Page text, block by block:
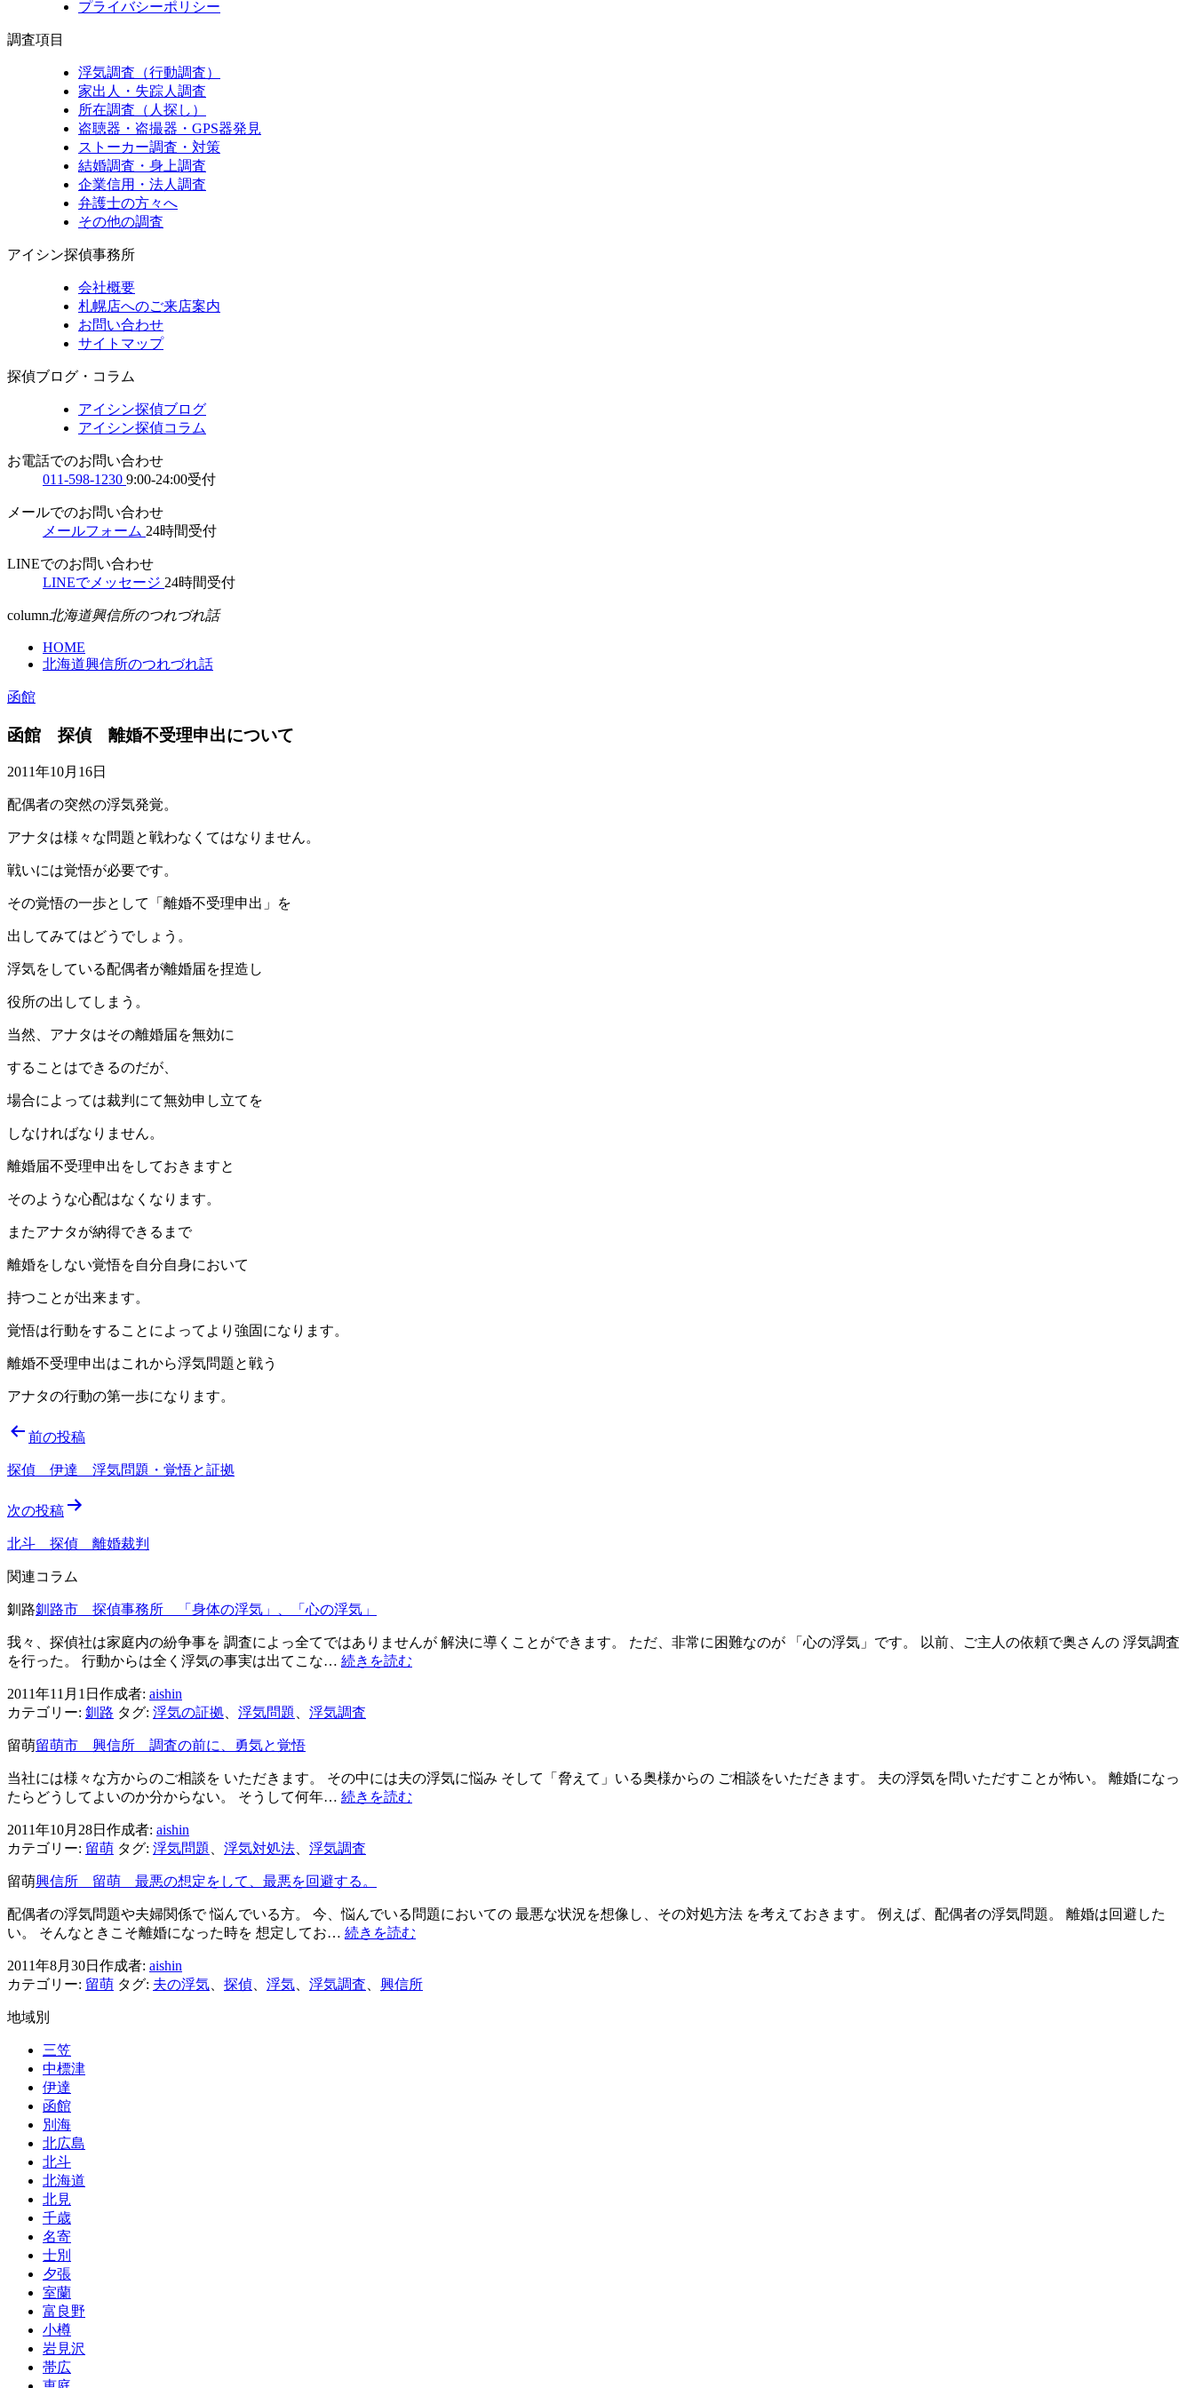
プライバシーポリシー
調査項目
浮気調査（行動調査）
家出人・失踪人調査
所在調査（人探し）
盗聴器・盗撮器・GPS器発見
ストーカー調査・対策
結婚調査・身上調査
企業信用・法人調査
弁護士の方々へ
その他の調査
アイシン探偵事務所
会社概要
札幌店へのご来店案内
お問い合わせ
サイトマップ
探偵ブログ・コラム
アイシン探偵ブログ
アイシン探偵コラム
お電話でのお問い合わせ
011-598-1230 9:00-24:00受付
メールでのお問い合わせ
メールフォーム 24時間受付
LINEでのお問い合わせ
LINEでメッセージ 24時間受付
column北海道興信所のつれづれ話
HOME
北海道興信所のつれづれ話
函館
函館 探偵 離婚不受理申出について
2011年10月16日
配偶者の突然の浮気発覚。
アナタは様々な問題と戦わなくてはなりません。
戦いには覚悟が必要です。
その覚悟の一歩として「離婚不受理申出」を
出してみてはどうでしょう。
浮気をしている配偶者が離婚届を捏造し
役所の出してしまう。
当然、アナタはその離婚届を無効に
することはできるのだが、
場合によっては裁判にて無効申し立てを
しなければなりません。
離婚届不受理申出をしておきますと
そのような心配はなくなります。
またアナタが納得できるまで
離婚をしない覚悟を自分自身において
持つことが出来ます。
覚悟は行動をすることによってより強固になります。
離婚不受理申出はこれから浮気問題と戦う
アナタの行動の第一歩になります。
投
稿
ビ
ゲ
ー
シ
ョ
ン
前の投稿
探偵 伊達 浮気問題・覚悟と証拠
次の投稿
北斗 探偵 離婚裁判
関連コラム
釧路釧路市 探偵事務所 「身体の浮気」、「心の浮気」
我々、探偵社は家庭内の紛争事を 調査によっ全てではありませんが 解決に導くことができます。 ただ、非常に困難なのが 「心の浮気」です。 以前、ご主人の依頼で奥さんの 浮気調査
を行った。 行動からは全く浮気の事実は出てこな… 続きを読む
務
の
浮
2011年11月1日 作成者: aishin
カテゴリー: 釧路 タグ: 浮気の証拠、 浮気問題、 浮気調査
留萌留萌市 興信所 調査の前に、勇気と覚悟
当社には様々な方からのご相談を いただきます。 その中には夫の浮気に悩み そして「脅えて」いる奥様からの ご相談をいただきます。 夫の浮気を問いただすことが怖い。 離婚になっ
たらどうしてよいのか分からない。 そうして何年… 続きを読む
調
査
に、
2011年10月28日 作成者: aishin
カテゴリー: 留萌 タグ: 浮気問題、 浮気対処法、 浮気調査
留萌興信所 留萌 最悪の想定をして、最悪を回避する。
配偶者の浮気問題や夫婦関係で 悩んでいる方。 今、悩んでいる問題においての 最悪な状況を想像し、その対処方法 を考えておきます。 例えば、配偶者の浮気問題。 離婚は回避した
い。 そんなときこそ離婚になった時を 想定してお… 続きを読む
留
2011年8月30日 作成者: aishin
カテゴリー: 留萌 タグ: 夫の浮気、 探偵、 浮気、 浮気調査、 興信所
地域別
三笠
中標津
伊達
函館
別海
北広島
北斗
北海道
北見
千歳
名寄
士別
夕張
室蘭
富良野
小樽
岩見沢
帯広